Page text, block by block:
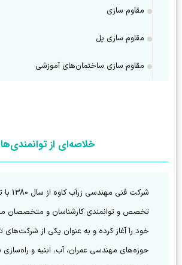
مقاوم سازی
مقاوم سازی پل
مقاوم سازی ساختمان‌های آموزشی
خلاصه‌ای از توانمندی‌ها